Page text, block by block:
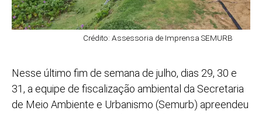
Crédito: Assessoria de Imprensa SEMURB
Nesse último fim de semana de julho, dias 29, 30 e
31, a equipe de fiscalização ambiental da Secretaria
de Meio Ambiente e Urbanismo (Semurb) apreendeu